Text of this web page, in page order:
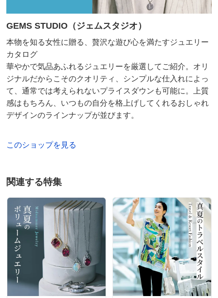
GEMS STUDIO（ジェムスタジオ）
本物を知る女性に贈る、贅沢な遊び心を満たすジュエリー
カタログ
華やかで気品あふれるジュエリーを厳選してご紹介。オリ
ジナルだからこそのクオリティ、シンプルな仕入れによっ
て、通常では考えられないプライスダウンも可能に。上質
感はもちろん、いつもの自分を格上げしてくれるおしゃれ
デザインのラインナップが並びます。
このショップを見る
関連する特集